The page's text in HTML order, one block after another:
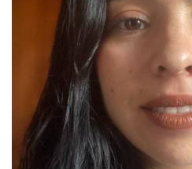
Espectáculos